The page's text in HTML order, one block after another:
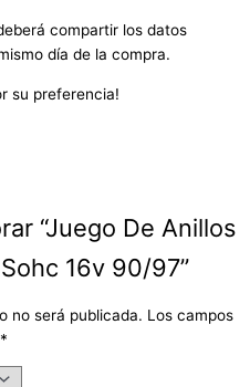
compartir los datos
día de la compra.
su preferencia!
“Juego De Anillos
16v 90/97”
no será publicada. Los campos
*